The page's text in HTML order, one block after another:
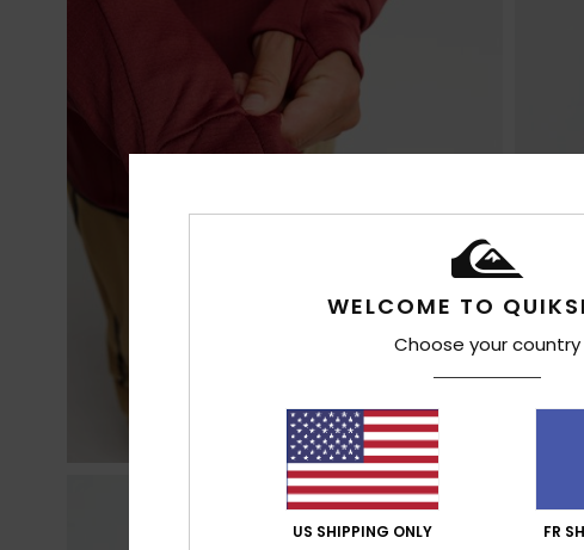
WELCOME TO
Choose your country
US SHIPPING ONLY FR